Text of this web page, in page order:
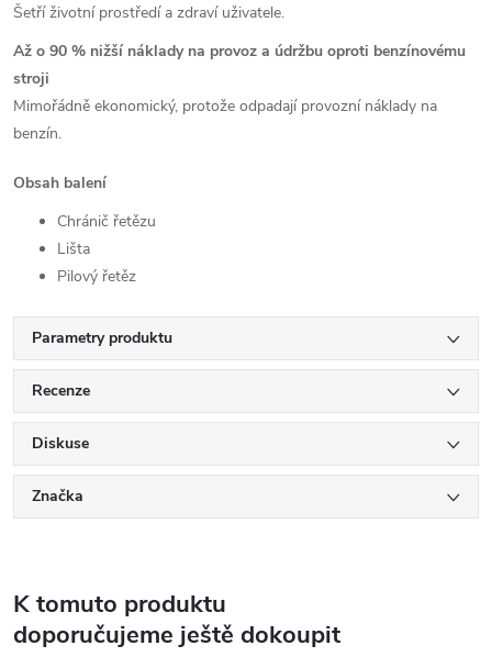
Šetří životní prostředí a zdraví uživatele.
Až o 90 % nižší náklady na provoz a údržbu oproti benzínovému
stroji
Mimořádně ekonomický, protože odpadají provozní náklady na
benzín.
Obsah balení
Chránič řetězu
Lišta
Pilový řetěz
Parametry produktu
Recenze
Diskuse
Značka
K tomuto produktu
doporučujeme ještě dokoupit